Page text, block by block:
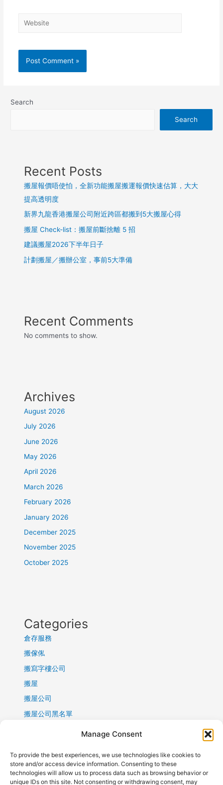
Manage Consent
To provide the best experiences, we use technologies like cookies to
store and/or access device information. Consenting to these
technologies will allow us to process data such as browsing behavior or
unique IDs on this site. Not consenting or withdrawing consent, may
Search
Search
Recent Posts
搬屋報價唔使怕，全新功能搬屋搬運報價快速估算，大大
提高透明度
新界九龍香港搬屋公司附近跨區都搬到5大搬屋心得
搬屋 Check-list：搬屋前斷捨離 5 招
建議搬屋2026下半年日子
計劃搬屋／搬辦公室，事前5大準備
Recent Comments
No comments to show.
Archives
August 2026
July 2026
June 2026
May 2026
April 2026
March 2026
February 2026
January 2026
December 2025
November 2025
October 2025
Categories
倉存服務
搬傢俬
搬寫字樓公司
搬屋
搬屋公司
搬屋公司黑名單
搬運公司
新年搬屋